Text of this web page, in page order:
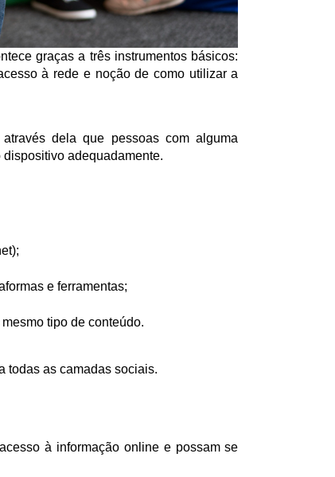
graças a três instrumentos básicos:
à rede e noção de como utilizar a
dela que pessoas com alguma
adequadamente.
e ferramentas;
tipo de conteúdo.
todas as camadas sociais.
à informação online e possam se